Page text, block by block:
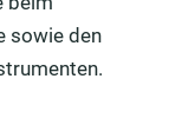
sowie den